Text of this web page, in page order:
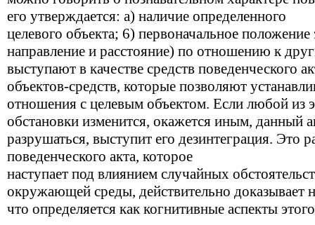
его утверждается: а) наличие определенного
целевого объекта; 6) первоначальное положение
направление и расстояние) по отношению к
выступают в качестве средств поведенческого
объектов-средств, которые позволяют
отношения с целевым объектом. Если любой из
обстановки изменится, окажется иным, данный
разрушаться, выступит его дезинтеграция. Это
поведенческого акта, которое
наступает под влиянием случайных
окружающей среды, действительно доказывает
что определяется как когнитивные аспекты